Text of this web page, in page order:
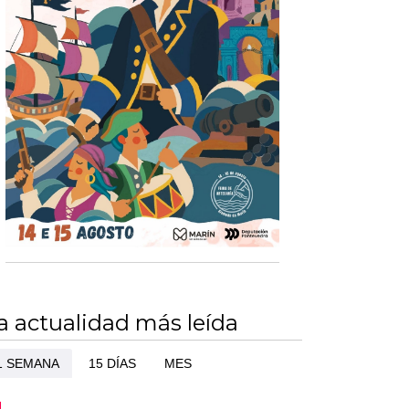
actualidad más leída
SEMANA 15 DÍAS MES